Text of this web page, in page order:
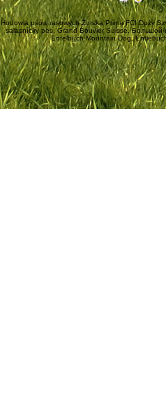
Hodowla psów rasowych Żorska Prima FCI Duży
salasnícky pes, Grand Bouvier Suisse, Большой
Entelbuch Mountain Dog,